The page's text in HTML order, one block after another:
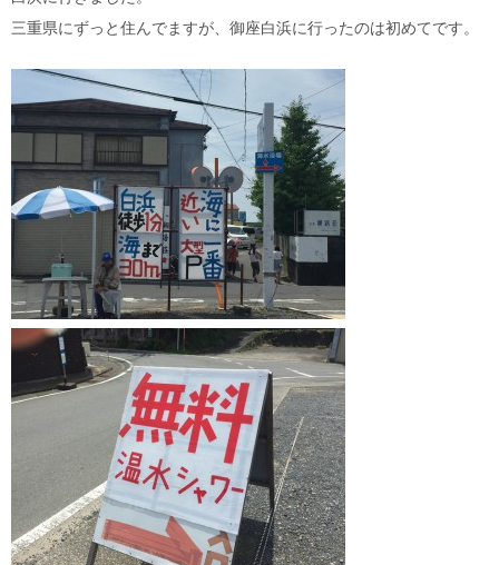
三重県にずっと住んでますが、御座白浜に行ったのは初めてです。